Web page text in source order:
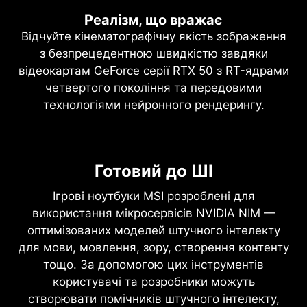
Реалізм, що вражає
Відчуйте кінематографічну якість зображення
з безпрецедентною швидкістю завдяки
відеокартам GeForce серії RTX 50 з RT-ядрами
четвертого покоління та передовими
технологіями нейронного рендерингу.
Готовий до ШІ
Ігрові ноутбуки MSI розроблені для
використання мікросервісів NVIDIA NIM —
оптимізованих моделей штучного інтелекту
для мови, мовлення, зору, створення контенту
тощо. За допомогою цих інструментів
користувачі та розробники можуть
створювати помічників штучного інтелекту,
Максиальна продуктивість.
Чудова графіка. На основі ШІ.
DLSS – це революційний набір технологій
нейронного рендерингу, що використовує ШІ
для підвищення FPS, зменшення затримки та
покращення якості зображення. Останній
прорив, DLSS 4, пропонує нову багатокадрову
Повне трасування променів з
нейронним рендерингом
Реалізм, що вражає
Архітектура NVIDIA Blackwell відкриває
неймовірний рівень реалізму завдяки повному
трасуванню променів. Відчуйте
кінематографічну якість зображення з